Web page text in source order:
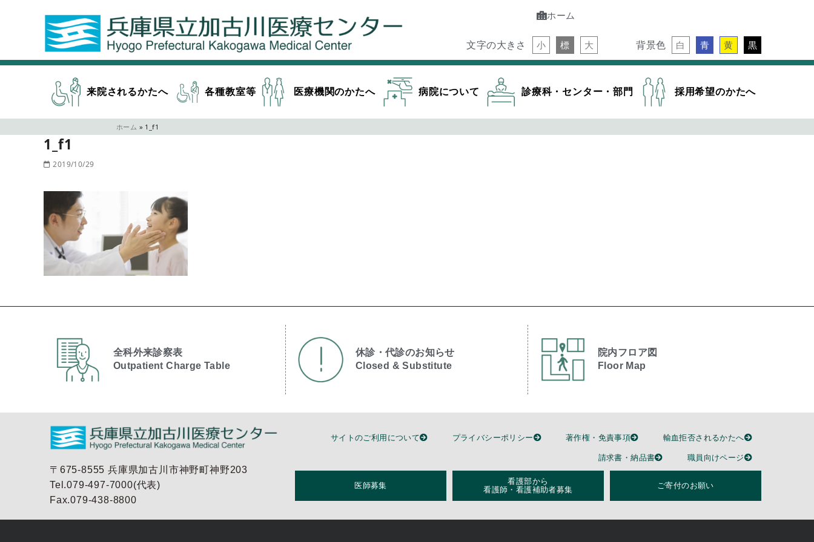
ホーム
文字の大きさ 小 標 大 背景色 白 青 黄 黒
来院されるかたへ 各種教室等 医療機関のかたへ 病院について 診療科・センター・部門 採用希望のかたへ
ホーム » 1_f1
1_f1
2019/10/29
全科外来診察表
Outpatient Charge Table​
休診・代診のお知らせ
Closed & Substitute​
院内フロア図
Floor Map
〒675-8555 兵庫県加古川市神野町神野203
Tel.079-497-7000(代表)
Fax.079-438-8800
サイトのご利用について プライバシーポリシー 著作権・免責事項 輸血拒否されるかたへ
請求書・納品書 職員向けページ
医師募集
看護部から
看護師・看護補助者募集
ご寄付のお願い